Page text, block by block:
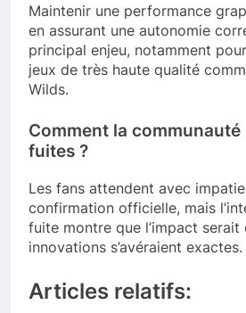
Maintenir une performance
en assurant une autonomie
principal enjeu, notamment
jeux de très haute qualité
Wilds.
Comment la
fuites ?
Les fans attendent avec
confirmation officielle, mais
fuite montre que l’impact serait
innovations s’avéraient exactes.
Articles relatifs: